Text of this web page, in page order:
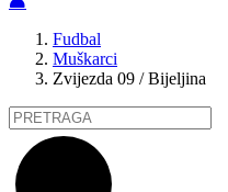
Fudbal
Muškarci
Zvijezda 09 / Bijeljina